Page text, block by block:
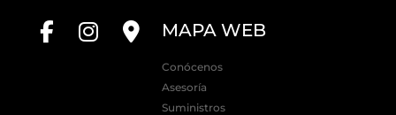
MAPA WEB
Conócenos
Asesoría
Suministros